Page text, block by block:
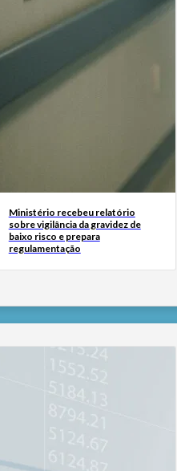
Ministério recebeu relatório
sobre vigilância da gravidez de
baixo risco e prepara
regulamentação